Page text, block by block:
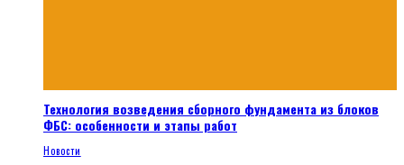
Технология возведения сборного фундамента из блоков
ФБС: особенности и этапы работ
Новости